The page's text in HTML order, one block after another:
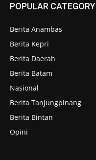
POPULAR CATEGORY
Berita Anambas
Berita Kepri
Berita Daerah
Berita Batam
Nasional
Berita Tanjungpinang
Berita Bintan
Opini